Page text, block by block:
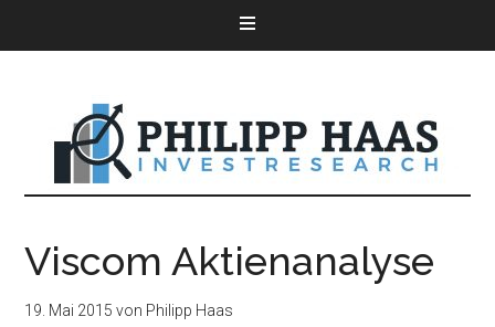
Viscom Aktienanalyse
19. Mai 2015 von Philipp Haas